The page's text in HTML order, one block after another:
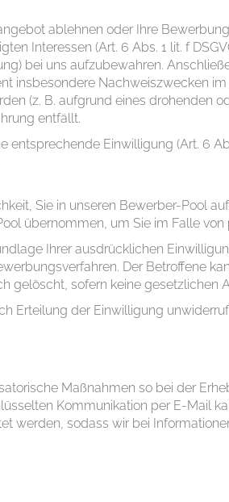
ablehnen oder Ihre
Interessen (Art. 6 Abs. 1 lit. f
bei uns aufzubewahren.
insbesondere Nachweiszwecken
(z. B. aufgrund eines drohenden
entfällt.
Einwilligung (Art. 6
Sie in unseren Bewerber-Pool
übernommen, um Sie im Falle von
Ihrer ausdrücklichen
Der Betroffene
gelöscht, sofern keine gesetzlichen
Erteilung der Einwilligung
Maßnahmen so bei der
Kommunikation per E-Mail
werden, sodass wir bei